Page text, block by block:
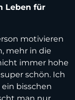
Leben für
motivieren
mehr in die
immer hohe
schön. Ich
bisschen